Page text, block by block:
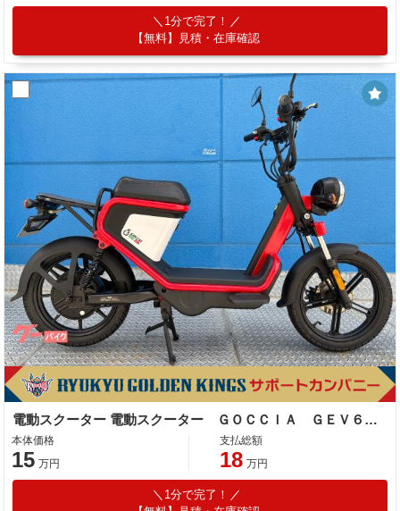
1分で完了！
【無料】見積・在庫確認
電動スクーター 電動スクーター ＧＯＣＣＩＡ ＧＥＶ６００
本体価格
15 万円
支払総額
18 万円
1分で完了！